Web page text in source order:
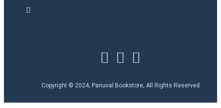
Copyright © 2024, Panuval Bookstore, All Rights Reserved